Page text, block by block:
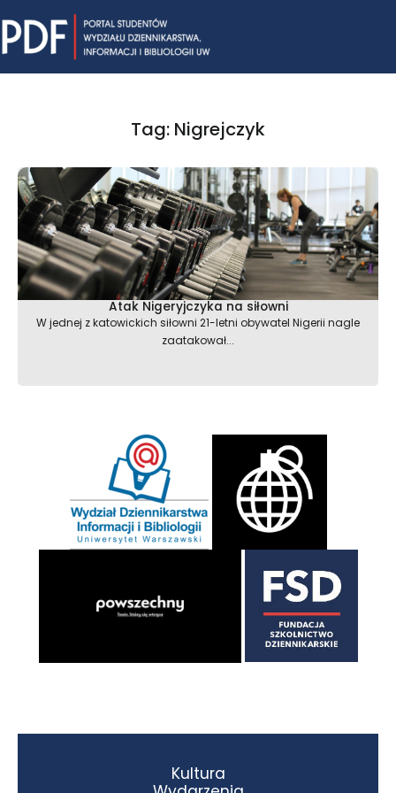
to
content
Tag: Nigrejczyk
Atak Nigeryjczyka na siłowni
W jednej z katowickich siłowni 21-letni obywatel Nigerii nagle
zaatakował...
Kultura